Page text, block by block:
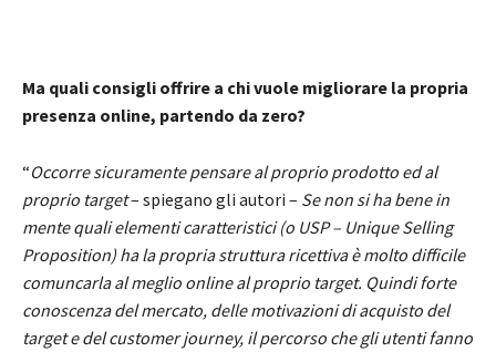
Ma quali consigli offrire a chi vuole migliorare la propria
presenza online, partendo da zero?
“Occorre sicuramente pensare al proprio prodotto ed al
proprio target– spiegano gli autori – Se non si ha bene in
mente quali elementi caratteristici (o USP – Unique Selling
Proposition) ha la propria struttura ricettiva è molto difficile
comuncarla al meglio online al proprio target. Quindi forte
conoscenza del mercato, delle motivazioni di acquisto del
target e del customer journey, il percorso che gli utenti fanno